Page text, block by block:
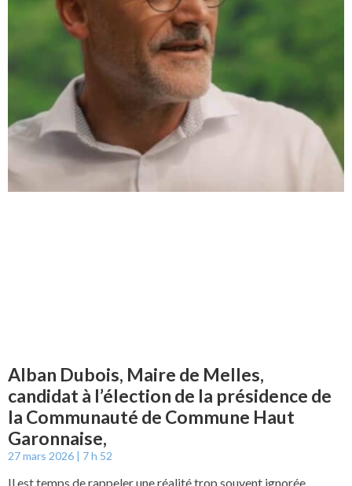
Alban Dubois, Maire de Melles,
candidat à l’élection de la présidence de
la Communauté de Commune Haut
Garonnaise,
27 mars 2026 7 h 52
Il est temps de rappeler une réalité trop souvent ignorée